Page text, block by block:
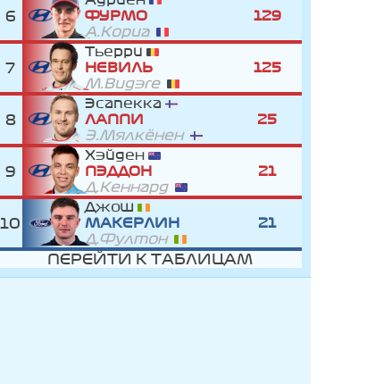
6
ФУРМО
А.Кориа
129
7
Тьерри
НЕВИЛЬ
М.Видэге
125
8
Эсапекка
ЛАППИ
Э.Мялкёнен
25
9
Хэйден
ПЭДДОН
Д.Кеннард
21
10
Джош
МАКЕРЛИН
Д.Фултон
21
ПЕРЕЙТИ К ТАБЛИЦАМ